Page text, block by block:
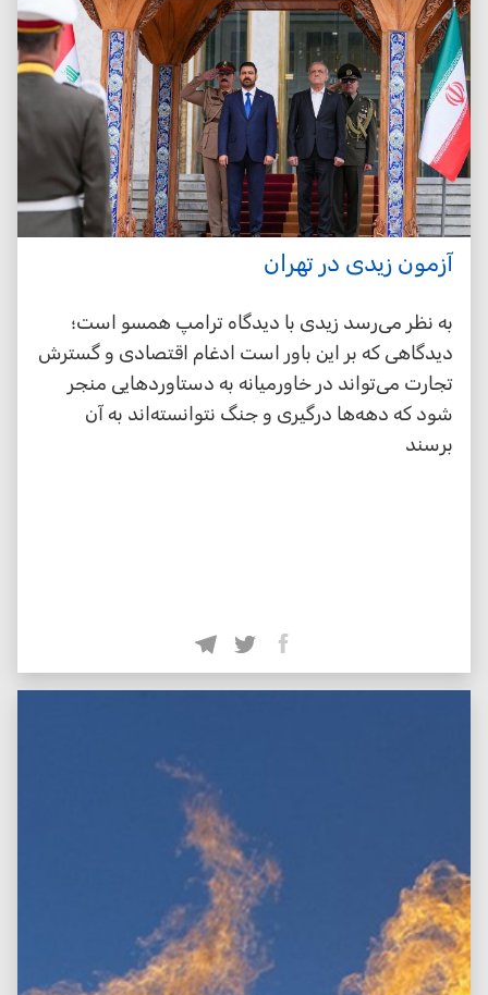
آزمون زیدی در تهران
به نظر می‌رسد زیدی با دیدگاه ترامپ همسو است؛
دیدگاهی که بر این باور است ادغام اقتصادی و گسترش
تجارت می‌تواند در خاورمیانه به دستاوردهایی منجر
شود که دهه‌ها درگیری و جنگ نتوانسته‌اند به آن
برسند